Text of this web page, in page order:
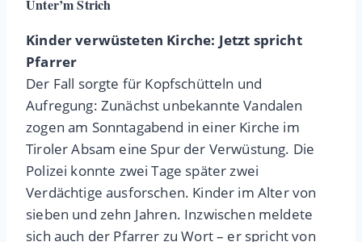
Unter’m Strich
Kinder verwüsteten Kirche: Jetzt spricht
Pfarrer
Der Fall sorgte für Kopfschütteln und
Aufregung: Zunächst unbekannte Vandalen
zogen am Sonntagabend in einer Kirche im
Tiroler Absam eine Spur der Verwüstung. Die
Polizei konnte zwei Tage später zwei
Verdächtige ausforschen. Kinder im Alter von
sieben und zehn Jahren. Inzwischen meldete
sich auch der Pfarrer zu Wort – er spricht von